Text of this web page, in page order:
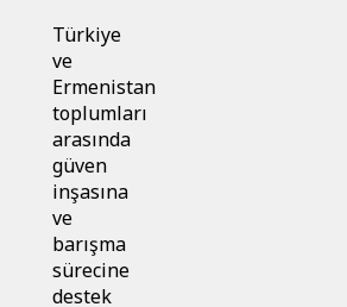
Türkiye
ve
Ermenistan
toplumları
arasında
güven
inşasına
ve
barışma
sürecine
destek